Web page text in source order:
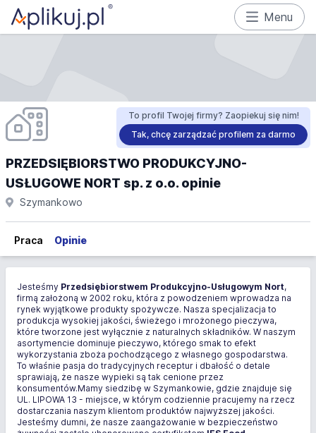
Menu
To profil Twojej firmy? Zaopiekuj się nim!
Tak, chcę zarządzać profilem za darmo
PRZEDSIĘBIORSTWO PRODUKCYJNO-
USŁUGOWE NORT sp. z o.o. opinie
Szymankowo
Praca Opinie
Jesteśmy Przedsiębiorstwem Produkcyjno-Usługowym Nort,
firmą założoną w 2002 roku, która z powodzeniem wprowadza na
rynek wyjątkowe produkty spożywcze. Nasza specjalizacja to
produkcja wysokiej jakości, świeżego i mrożonego pieczywa,
które tworzone jest wyłącznie z naturalnych składników. W naszym
asortymencie dominuje pieczywo, którego smak to efekt
wykorzystania zboża pochodzącego z własnego gospodarstwa.
To właśnie pasja do tradycyjnych receptur i dbałość o detale
sprawiają, że nasze wypieki są tak cenione przez
konsumentów.Mamy siedzibę w Szymankowie, gdzie znajduje się
UL. LIPOWA 13 - miejsce, w którym codziennie pracujemy na rzecz
dostarczania naszym klientom produktów najwyższej jakości.
Jesteśmy dumni, że nasze zaangażowanie w bezpieczeństwo